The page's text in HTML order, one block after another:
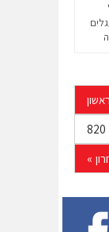
ראשון
820
»